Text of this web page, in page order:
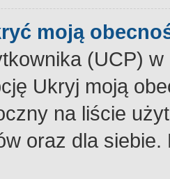
moją
(UCP) w
Ukryj moją
na liście
oraz dla